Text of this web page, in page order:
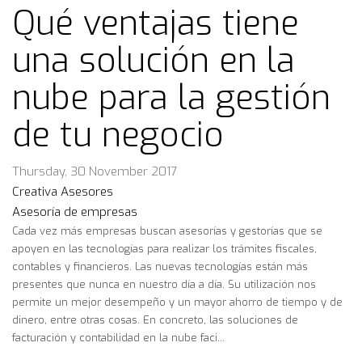
Qué ventajas tiene
una solución en la
nube para la gestión
de tu negocio
Thursday, 30 November 2017
Creativa Asesores
Asesoría de empresas
Cada vez más empresas buscan asesorías y gestorías que se
apoyen en las tecnologías para realizar los trámites fiscales,
contables y financieros. Las nuevas tecnologías están más
presentes que nunca en nuestro día a día. Su utilización nos
permite un mejor desempeño y un mayor ahorro de tiempo y de
dinero, entre otras cosas. En concreto, las soluciones de
facturación y contabilidad en la nube faci...